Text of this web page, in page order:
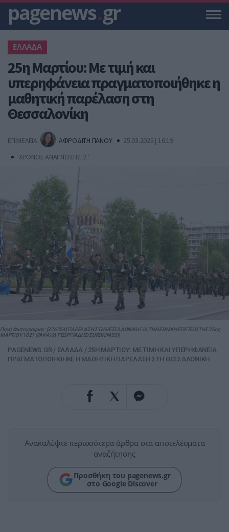
pagenews.gr
ΕΛΛΑΔΑ
25η Μαρτίου: Με τιμή και
υπερηφάνεια πραγματοποιήθηκε η
μαθητική παρέλαση στη
Θεσσαλονίκη
ΕΠΙΜΕΛΕΙΑ ΑΦΡΟΔΙΤΗ ΠΑΝΟΥ
25.03.2025 | 16:19
ΧΡΟΝΟΣ ΑΝΑΓΝΩΣΗΣ 2 '
Πηγή Φωτογραφίας: [376754] ΠΑΡΕΛΑΣΗ ΣΤΗ ΘΕΣΣΑΛΟΝΙΚΗ ΓΙΑ ΤΗΝ ΕΘΝΙΚΗ ΕΠΕΤΕΙΟ ΤΗΣ 25ης
ΜΑΡΤΙΟΥ 1821 (ΡΑΦΑΗΛ ΓΕΩΡΓΙΑΔΗΣ/EUROKINISSI)
PAGENEWS.GR / ΕΛΛΑΔΑ / 25Η ΜΑΡΤΙΟΥ: ΜΕ ΤΙΜΗ ΚΑΙ ΥΠΕΡΗΦΑΝΕΙΑ
ΠΡΑΓΜΑΤΟΠΟΙΗΘΗΚΕ Η ΜΑΘΗΤΙΚΗ ΠΑΡΕΛΑΣΗ ΣΤΗ ΘΕΣΣΑΛΟΝΙΚΗ
Ανακαλύψτε περισσότερα άρθρα στα αποτελέσματα
αναζήτησης
Προσθήκη του pagenews.gr
στο Google Discover